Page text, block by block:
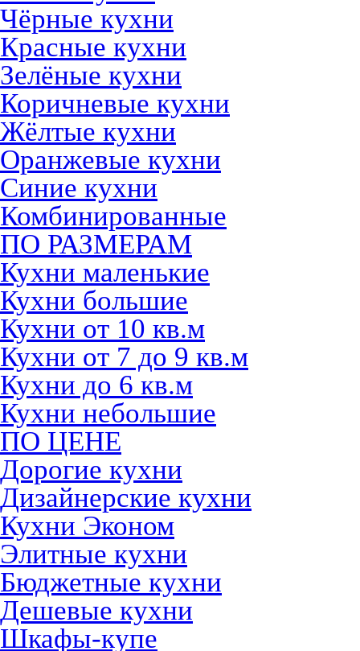
Чёрные кухни
Красные кухни
Зелёные кухни
Коричневые кухни
Жёлтые кухни
Оранжевые кухни
Синие кухни
Комбинированные
ПО РАЗМЕРАМ
Кухни маленькие
Кухни большие
Кухни от 10 кв.м
Кухни от 7 до 9 кв.м
Кухни до 6 кв.м
Кухни небольшие
ПО ЦЕНЕ
Дорогие кухни
Дизайнерские кухни
Кухни Эконом
Элитные кухни
Бюджетные кухни
Дешевые кухни
Шкафы-купе